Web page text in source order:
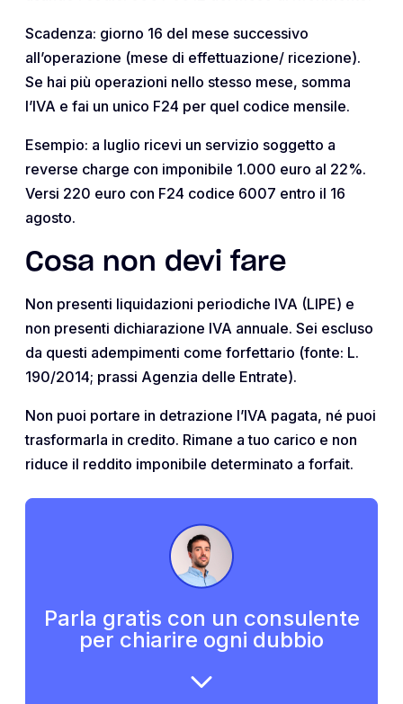
Scadenza: giorno 16 del mese successivo
all’operazione (mese di effettuazione/ ricezione).
Se hai più operazioni nello stesso mese, somma
l’IVA e fai un unico F24 per quel codice mensile.
Esempio: a luglio ricevi un servizio soggetto a
reverse charge con imponibile 1.000 euro al 22%.
Versi 220 euro con F24 codice 6007 entro il 16
agosto.
Cosa non devi fare
Non presenti liquidazioni periodiche IVA (LIPE) e
non presenti dichiarazione IVA annuale. Sei escluso
da questi adempimenti come forfettario (fonte: L.
190/2014; prassi Agenzia delle Entrate).
Non puoi portare in detrazione l’IVA pagata, né puoi
trasformarla in credito. Rimane a tuo carico e non
riduce il reddito imponibile determinato a forfait.
Parla gratis con un consulente
per chiarire ogni dubbio